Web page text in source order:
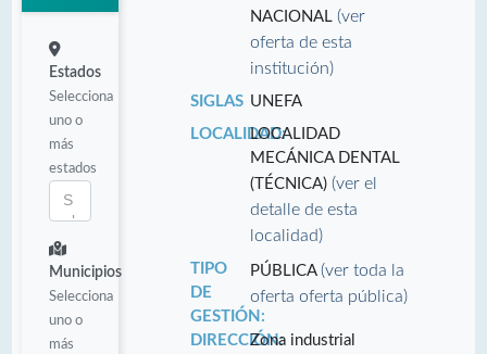
Estados
Selecciona
uno o
más
estados
Municipios
Selecciona
uno o
más
NACIONAL(ver
oferta de esta
institución)
SIGLAS UNEFA
LOCALIDAD:LOCALIDAD
MECÁNICA DENTAL
(TÉCNICA)(ver el
detalle de esta
localidad)
TIPO
DE
GESTIÓN:
PÚBLICA(ver toda la
oferta oferta pública)
DIRECCIÓN:Zona industrial